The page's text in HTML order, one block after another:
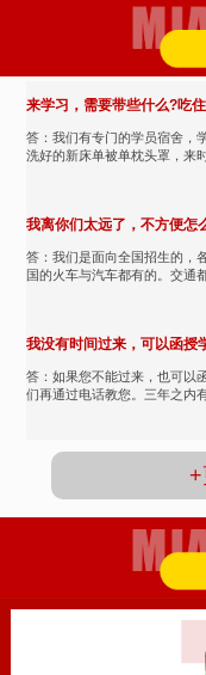
来学习，需要带些什么?吃
答：我们有专门的学员宿舍，
洗好的新床单被单枕头罩，来
我离你们太远了，不方便怎
答：我们是面向全国招生的，
国的火车与汽车都有的。交通
我没有时间过来，可以函授
答：如果您不能过来，也可以
们再通过电话教您。三年之内
+